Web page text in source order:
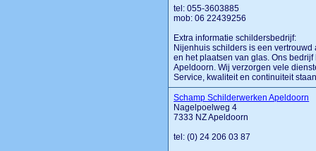
tel: 055-3603885
mob: 06 22439256
Extra informatie schildersbedrijf:
Nijenhuis schilders is een
en het plaatsen van glas. Ons
Apeldoorn. Wij verzorgen vele
Service, kwaliteit en continuiteit
Schamp Schilderwerken Apeldoorn
Nagelpoelweg 4
7333 NZ Apeldoorn
tel: (0) 24 206 03 87